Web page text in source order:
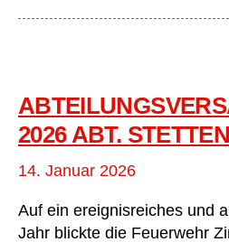
2026 ABT. STETTEN
14. Januar 2026
Auf ein ereignisreiches und
Jahr blickte die Feuerwehr